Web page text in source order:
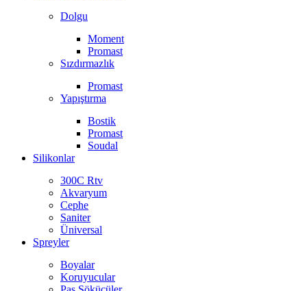
Dolgu
Moment
Promast
Sızdırmazlık
Promast
Yapıştırma
Bostik
Promast
Soudal
Silikonlar
300C Rtv
Akvaryum
Cephe
Saniter
Üniversal
Spreyler
Boyalar
Koruyucular